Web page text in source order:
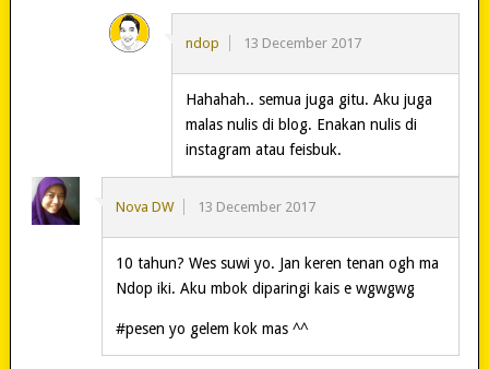
ndop 13 December 2017
Hahahah.. semua juga gitu. Aku juga
malas nulis di blog. Enakan nulis di
instagram atau feisbuk.
Nova DW 13 December 2017
10 tahun? Wes suwi yo. Jan keren tenan ogh ma
Ndop iki. Aku mbok diparingi kais e wgwgwg
#pesen yo gelem kok mas ^^